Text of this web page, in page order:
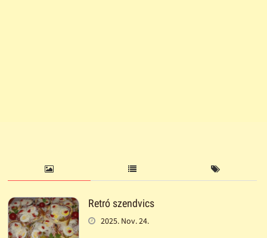
Retró szendvics
2025. Nov. 24.